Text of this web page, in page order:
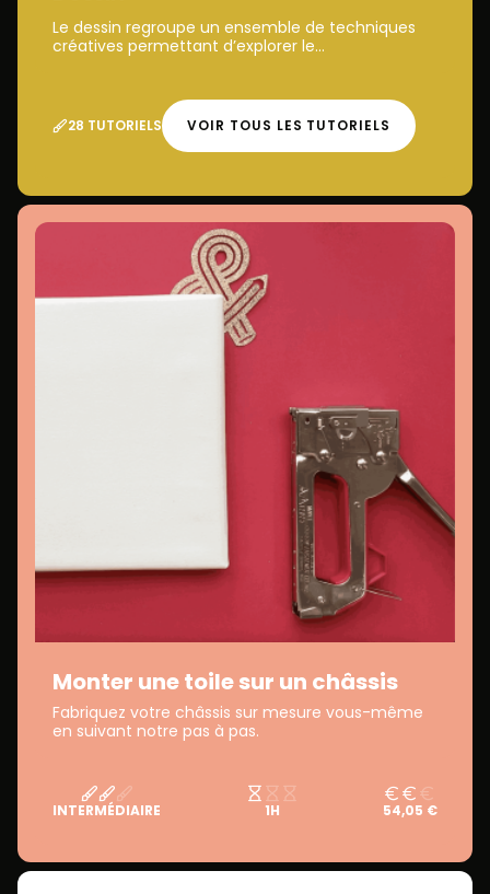
Le dessin regroupe un ensemble de techniques
créatives permettant d’explorer le...
28 TUTORIELS VOIR TOUS LES TUTORIELS
Monter une toile sur un châssis
Fabriquez votre châssis sur mesure vous-même
en suivant notre pas à pas.
INTERMÉDIAIRE 1H 54,05 €